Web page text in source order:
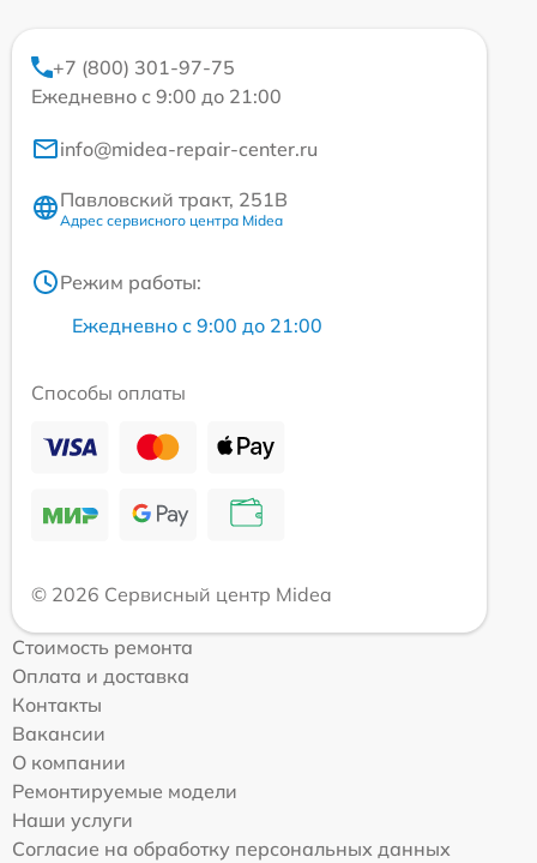
+7 (800) 301-97-75
Ежедневно с 9:00 до 21:00
info@midea-repair-center.ru
Павловский тракт, 251В
Адрес сервисного центра Midea
Режим работы:
Ежедневно с 9:00 до 21:00
Способы оплаты
© 2026 Сервисный центр Midea
Стоимость ремонта
Оплата и доставка
Контакты
Вакансии
О компании
Ремонтируемые модели
Наши услуги
Согласие на обработку персональных данных